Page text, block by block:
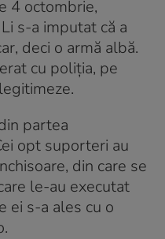
4 octombrie,
s-a imputat că a
deci o armă albă.
cu poliția, pe
partea
opt suporteri au
din care se
le-au executat
ei s-a ales cu o